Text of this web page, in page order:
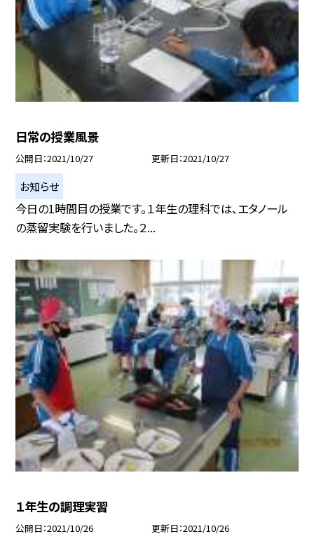
日常の授業風景
公開日 2021/10/27 更新日 2021/10/27
お知らせ
今日の1時間目の授業です。１年生の理科では、エタノール
の蒸留実験を行いました。２...
１年生の調理実習
公開日 2021/10/26 更新日 2021/10/26